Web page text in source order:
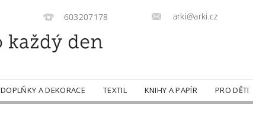
603207178 arki@arki.cz
DOPLŇKY A DEKORACE TEXTIL KNIHY A PAPÍR PRO DĚTI